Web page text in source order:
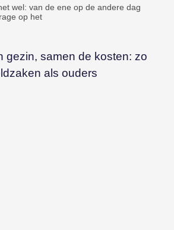
wel: van de ene op de andere dag
op het